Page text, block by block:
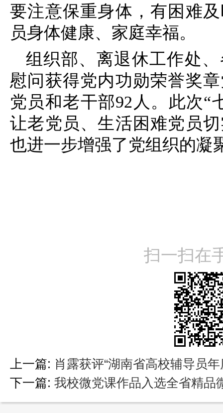
要注意保重身体，有困难
员身体健康、家庭幸福。
组织部、离退休工作处
慰问获得党内功勋荣誉奖
党员和老干部92人。此次“
让老党员、生活困难党员
也进一步增强了党组织的凝
扫一扫在
上一篇: 肖露获评“湖南省高校辅导员
下一篇: 我校微党课作品入选全省精品